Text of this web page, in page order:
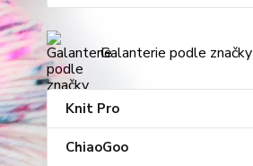
Galanterie podle značky
Knit Pro
ChiaoGoo